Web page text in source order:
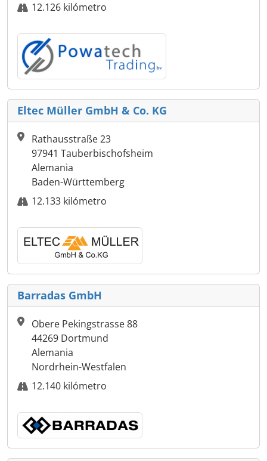
12.126 kilómetro
Eltec Müller GmbH & Co. KG
Rathausstraße 23
97941 Tauberbischofsheim
Alemania
Baden-Württemberg
12.133 kilómetro
Barradas GmbH
Obere Pekingstrasse 88
44269 Dortmund
Alemania
Nordrhein-Westfalen
12.140 kilómetro